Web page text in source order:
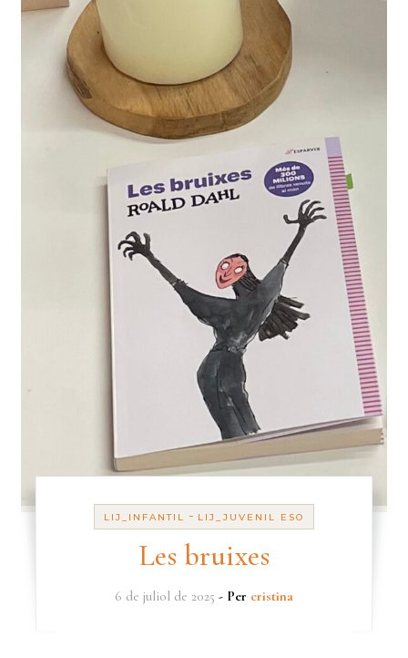
LIJ_INFANTIL - LIJ_JUVENIL ESO
Les bruixes
6 de juliol de 2025 - Per cristina